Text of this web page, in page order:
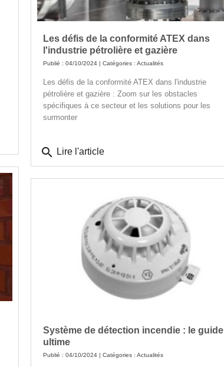
Les défis de la conformité ATEX dans
l'industrie pétrolière et gazière
Publié : 04/10/2024 | Catégories : Actualités
Les défis de la conformité ATEX dans l'industrie
pétrolière et gazière : Zoom sur les obstacles
spécifiques à ce secteur et les solutions pour les
surmonter
search Lire l'article
Système de détection incendie : le guide
ultime
Publié : 04/10/2024 | Catégories : Actualités